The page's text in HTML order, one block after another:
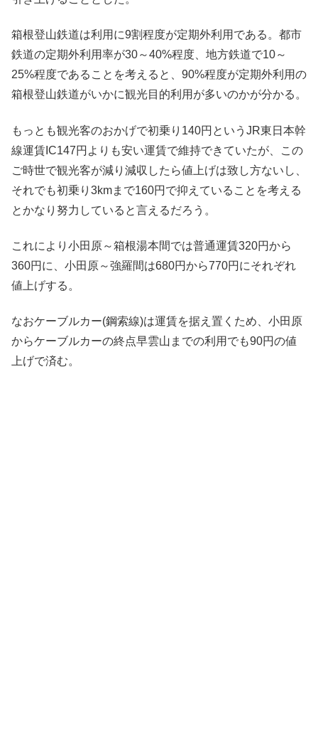
箱根登山鉄道は利用に9割程度が定期外利用である。都市
鉄道の定期外利用率が30～40%程度、地方鉄道で10～
25%程度であることを考えると、90%程度が定期外利用の
箱根登山鉄道がいかに観光目的利用が多いのかが分かる。
もっとも観光客のおかげで初乗り140円というJR東日本幹
線運賃IC147円よりも安い運賃で維持できていたが、この
ご時世で観光客が減り減収したら値上げは致し方ないし、
それでも初乗り3kmまで160円で抑えていることを考える
とかなり努力していると言えるだろう。
これにより小田原～箱根湯本間では普通運賃320円から
360円に、小田原～強羅間は680円から770円にそれぞれ
値上げする。
なおケーブルカー(鋼索線)は運賃を据え置くため、小田原
からケーブルカーの終点早雲山までの利用でも90円の値
上げで済む。